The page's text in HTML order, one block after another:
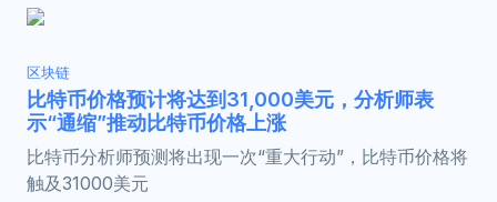
区块链
比特币价格预计将达到31,000美元，分析师表
示“通缩”推动比特币价格上涨
比特币分析师预测将出现一次“重大行动”，比特币价格将
触及31000美元